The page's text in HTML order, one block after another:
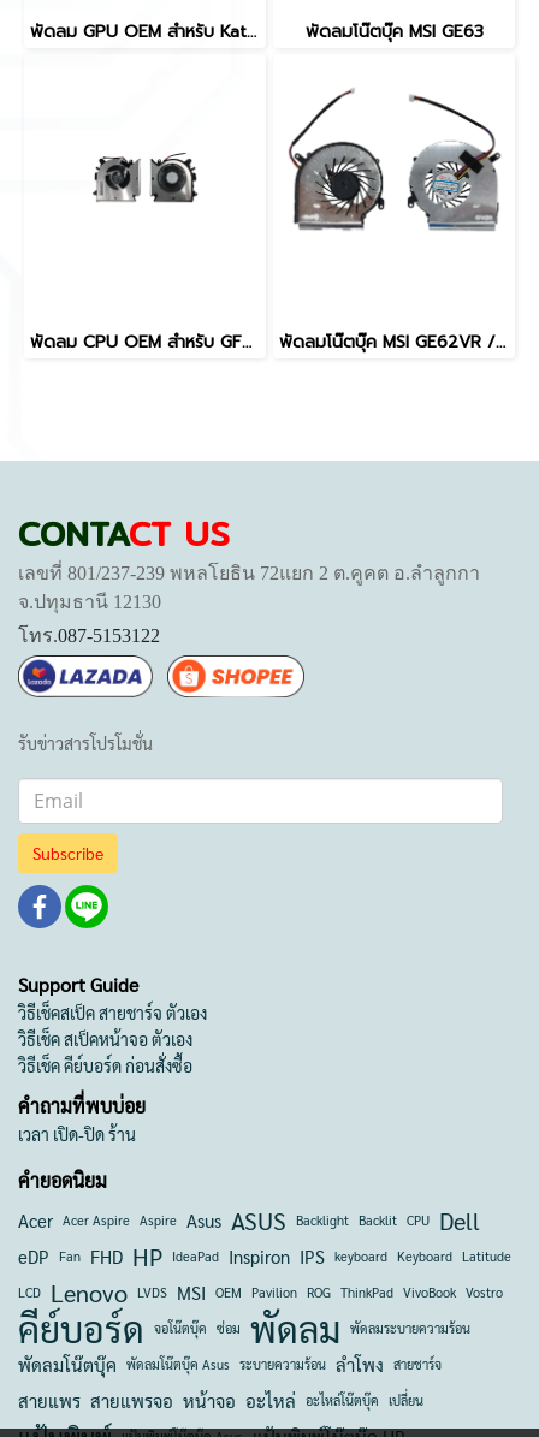
พัดลม GPU OEM สำหรับ Katana GF66 GF76 Pulse GL66 GL76 Sword 15 17 Crosshair 15 17 รหัส N460 N459 N477 4 Pin 5V 0.5A MS-1581 พัดลมโน๊ตบุ๊ค MSI GE63
พัดลม CPU OEM สำหรับ GF63 8RC 8RD 9SC 10SC 11UC GF65 Modern 15 MS-16R1 MS-16R2 5V 0.5A 4 PIN พัดลมโน๊ตบุ๊ค MSI GE62VR / GP62MVR / GL62M / MS-16JB 4-Pin PAAD06015SL อะไหล่ OEM คุณภาพสูง
CONTACT US
เลขที่ 801/237-239 พหลโยธิน 72แยก 2 ต.คูคต อ.ลำลูกกา
จ.ปทุมธานี 12130
โทร.087-5153122
รับข่าวสารโปรโมชั่น
Subscribe
Support Guide
วิธีเช็คสเป็ค สายชาร์จ ตัวเอง
วิธีเช็ค สเป็คหน้าจอ ตัวเอง
วิธีเช็ค คีย์บอร์ด ก่อนสั่งซื้อ
คำถามที่พบบ่อย
เวลา เปิด-ปิด ร้าน
คำยอดนิยม
Acer Acer Aspire Aspire Asus ASUS Backlight Backlit CPU Dell
eDP Fan FHD HP IdeaPad Inspiron IPS keyboard Keyboard Latitude
LCD Lenovo LVDS MSI OEM Pavilion ROG ThinkPad VivoBook Vostro
คีย์บอร์ด จอโน๊ตบุ๊ค ซ่อม พัดลม พัดลมระบายความร้อน
พัดลมโน๊ตบุ๊ค พัดลมโน๊ตบุ๊ค Asus ระบายความร้อน ลำโพง สายชาร์จ
สายแพร สายแพรจอ หน้าจอ อะไหล่ อะไหล่โน๊ตบุ๊ค เปลี่ยน